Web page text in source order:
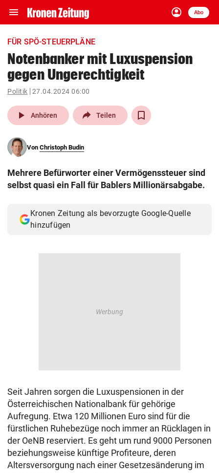
menu Navigation
ein-/ausklappen
account_circle
Anmelden
Abo
close Schließen
account_circle Anmelden
pin_drop
Wien arrow_right
search
eingeben
© Krone Multimedia GmbH & Co KG 2026
FÜR SPÖ-STEUERPLÄNE
Notenbanker mit Luxuspension
gegen Ungerechtigkeit
Politik 27.04.2024 06:00
play_arrow Anhören Teilen
Von Christoph Budin
Mehrere Befürworter einer Vermögenssteuer sind
selbst quasi ein Fall für Bablers Millionärsabgabe.
Kronen Zeitung als bevorzugte Google-Quelle
hinzufügen
Seit Jahren sorgen die Luxuspensionen in der
Österreichischen Nationalbank für gehörige
Aufregung. Etwa 120 Millionen Euro sind für die
fürstlichen Ruhebezüge noch immer an Rücklagen in
der OeNB reserviert. Es geht um rund 9000 Personen
beziehungsweise künftige Profiteure, deren
Altersversorgung nach einer Gesetzesänderung im